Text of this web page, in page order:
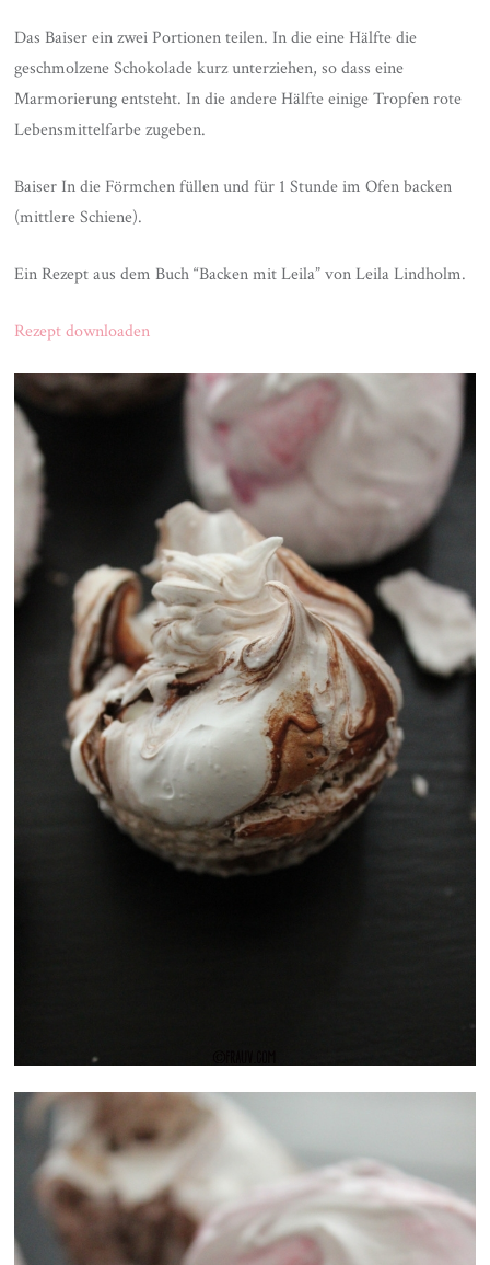
Das Baiser ein zwei Portionen teilen. In die eine Hälfte die
geschmolzene Schokolade kurz unterziehen, so dass eine
Marmorierung entsteht. In die andere Hälfte einige Tropfen rote
Lebensmittelfarbe zugeben.
Baiser In die Förmchen füllen und für 1 Stunde im Ofen backen
(mittlere Schiene).
Ein Rezept aus dem Buch “Backen mit Leila” von Leila Lindholm.
Rezept downloaden